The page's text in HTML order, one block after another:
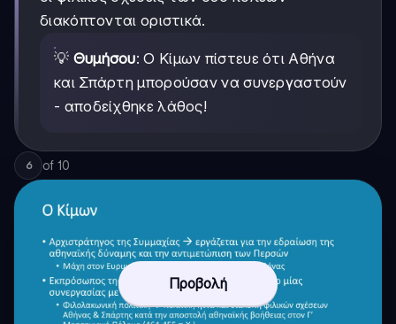
π.Χ.
διακόπτονται οριστικά.
💡 Θυμήσου: Ο Κίμων πίστευε ότι Αθήνα
και Σπάρτη μπορούσαν να συνεργαστούν
- αποδείχθηκε λάθος!
6 of 10
Προβολή